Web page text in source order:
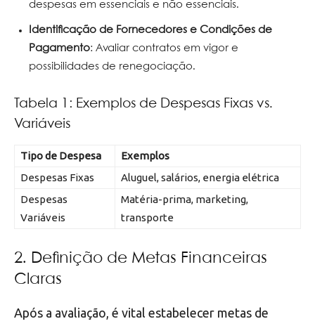
despesas em essenciais e não essenciais.
Identificação de Fornecedores e Condições de
Pagamento: Avaliar contratos em vigor e
possibilidades de renegociação.
Tabela 1: Exemplos de Despesas Fixas vs.
Variáveis
Tipo de Despesa
Exemplos
Despesas Fixas
Aluguel, salários, energia elétrica
Despesas
Variáveis
Matéria-prima, marketing,
transporte
2. Definição de Metas Financeiras
Claras
Após a avaliação, é vital estabelecer metas de